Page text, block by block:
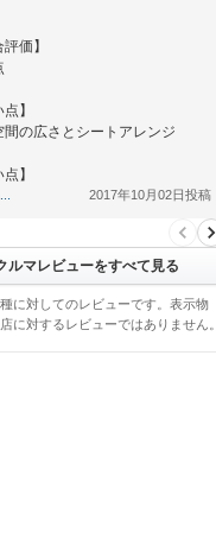
評価】
点】
間の広さとシートアレンジ
点】
の弱さ、燃費2017年10月02日投稿
ルマレビューをすべて見る
に対してのレビューです。表示物
に対するレビューではありません。